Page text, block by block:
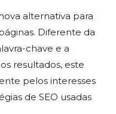
alternativa para
Diferente da
chave e a
resultados, este
pelos interesses
de SEO usadas